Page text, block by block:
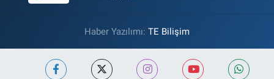
Haber Yazılımı: TE Bilişim